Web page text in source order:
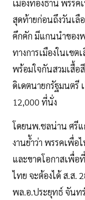
เมืองทองธานี พรรค
สุดท้ายก่อนถึงวันเลื
คึกคัก มีแกนนำของ
ทางการเมืองในเข
พร้อมใจกันสวมเสื้อ
ดิเดตนายกรัฐมนตรี
12,000 ที่นั่ง
โดยนพ.ชลน่าน ศรีแ
งานย้ำว่า พรรคเพื่
และขาดโอกาสเพื่อ
ไทย จะต้องได้ ส.ส.
พล.อ.ประยุทธ์ จันท